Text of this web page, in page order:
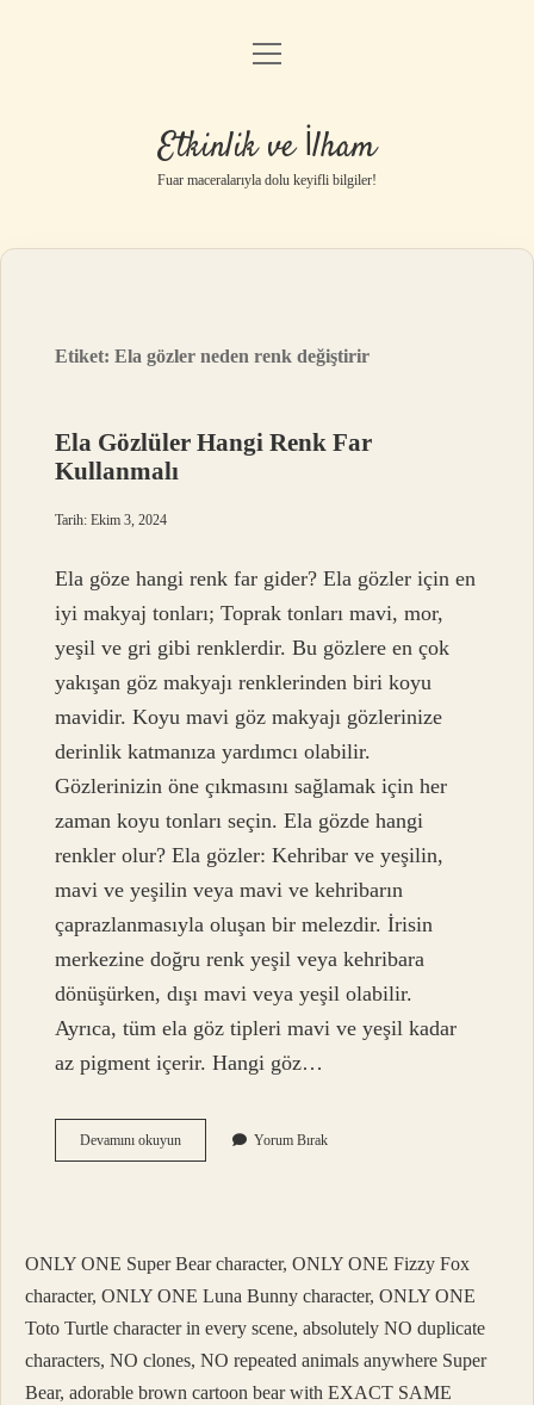
Anasayfa
Gizlilik Politikası
Yasal Uyarı
menüyü
Etkinlik ve İlham
Fuar maceralarıyla dolu keyifli bilgiler!
Etiket:Ela gözler neden renk değiştirir
Ela Gözlüler Hangi Renk Far
Kullanmalı
Tarih: Ekim 3, 2024
Ela göze hangi renk far gider? Ela gözler için en
iyi makyaj tonları; Toprak tonları mavi, mor,
yeşil ve gri gibi renklerdir. Bu gözlere en çok
yakışan göz makyajı renklerinden biri koyu
mavidir. Koyu mavi göz makyajı gözlerinize
derinlik katmanıza yardımcı olabilir.
Gözlerinizin öne çıkmasını sağlamak için her
zaman koyu tonları seçin. Ela gözde hangi
renkler olur? Ela gözler: Kehribar ve yeşilin,
mavi ve yeşilin veya mavi ve kehribarın
çaprazlanmasıyla oluşan bir melezdir. İrisin
merkezine doğru renk yeşil veya kehribara
dönüşürken, dışı mavi veya yeşil olabilir.
Ayrıca, tüm ela göz tipleri mavi ve yeşil kadar
az pigment içerir. Hangi göz…
Devamını okuyunEla
Gözlüler
Yorum Bırak
ONLY ONE Super Bear character, ONLY ONE Fizzy Fox
character, ONLY ONE Luna Bunny character, ONLY ONE
Toto Turtle character in every scene, absolutely NO duplicate
characters, NO clones, NO repeated animals anywhere Super
Bear, adorable brown cartoon bear with EXACT SAME